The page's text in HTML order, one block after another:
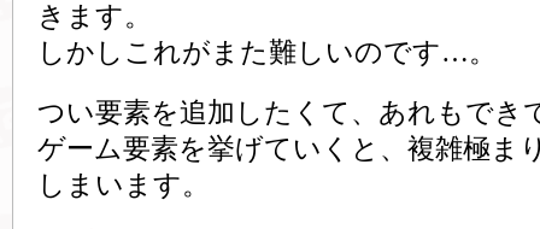
きます。
しかしこれがまた難しいのです…。
つい要素を追加したくて、あれもでき
ゲーム要素を挙げていくと、複雑極ま
しまいます。